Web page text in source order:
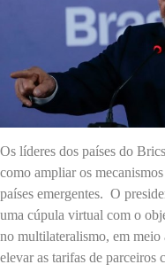
Os líderes dos países do
como ampliar os
países emergentes. O
uma cúpula virtual com o
no multilateralismo, em
elevar as tarifas de parceiros